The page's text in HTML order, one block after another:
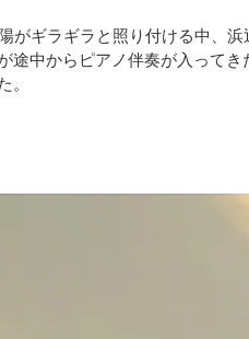
がギラギラと照り付ける中、
途中からピアノ伴奏が入って
。